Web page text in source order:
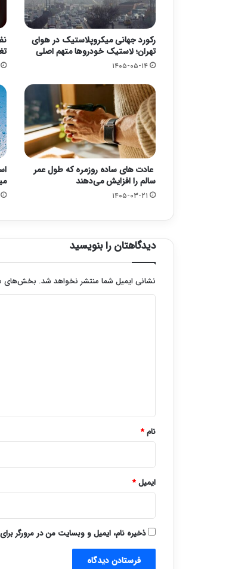
رکورد جهانی میکروپلاستیک در هوای
تهران؛ لاستیک خودروها متهم اصلی
۱۴۰۵-۰۵-۱۴
عادت های ساده روزمره که طول عمر
سالم را افزایش می‌دهند
۱۴۰۵-۰۳-۲۱
دیدگاهتان را بنویسید
نشانی ایمیل شما منتشر نخواهد شد. بخش‌های
نام*
ایمیل*
ذخیره نام، ایمیل و وبسایت من در مرورگر